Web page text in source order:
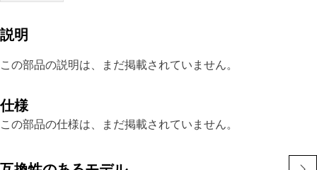
説明
この部品の説明は、まだ掲載されていません。
仕様
この部品の仕様は、まだ掲載されていません。